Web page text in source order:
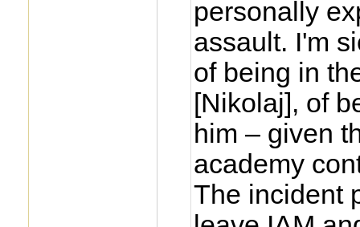
personally
assault. I'm
of being in
[Nikolaj], of
him – given
academy
The incident